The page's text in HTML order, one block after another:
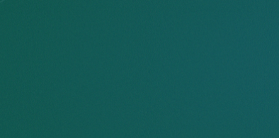
алу және сату аралығындағы баға айырмашылығынан